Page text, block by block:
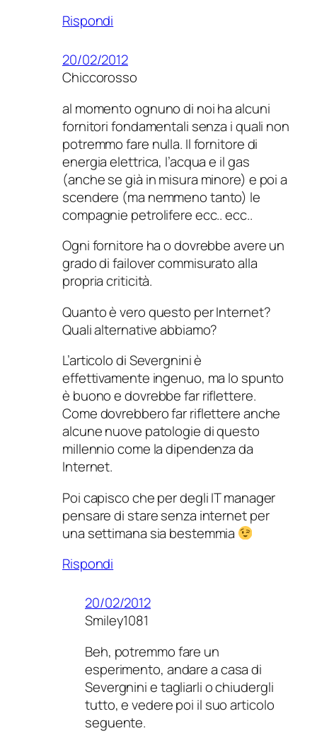
Rispondi
20/02/2012
Chiccorosso
al momento ognuno di noi ha alcuni
fornitori fondamentali senza i quali non
potremmo fare nulla. Il fornitore di
energia elettrica, l’acqua e il gas
(anche se già in misura minore) e poi a
scendere (ma nemmeno tanto) le
compagnie petrolifere ecc.. ecc..
Ogni fornitore ha o dovrebbe avere un
grado di failover commisurato alla
propria criticità.
Quanto è vero questo per Internet?
Quali alternative abbiamo?
L’articolo di Severgnini è
effettivamente ingenuo, ma lo spunto
è buono e dovrebbe far riflettere.
Come dovrebbero far riflettere anche
alcune nuove patologie di questo
millennio come la dipendenza da
Internet.
Poi capisco che per degli IT manager
pensare di stare senza internet per
una settimana sia bestemmia
Rispondi
20/02/2012
Smiley1081
Beh, potremmo fare un
esperimento, andare a casa di
Severgnini e tagliarli o chiudergli
tutto, e vedere poi il suo articolo
seguente.